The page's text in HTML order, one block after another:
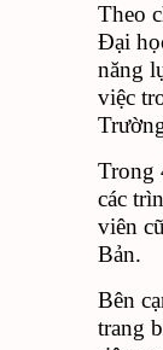
Theo
Đại
năng
việc
Trong
các
viên
Bản.
Bên
trang